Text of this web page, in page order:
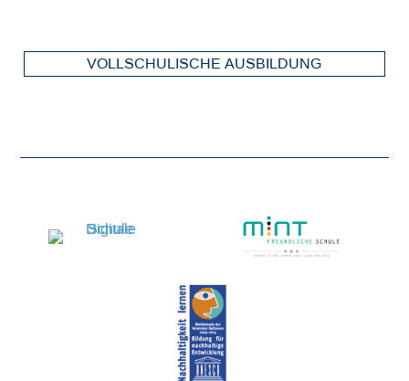
VOLLSCHULISCHE AUSBILDUNG